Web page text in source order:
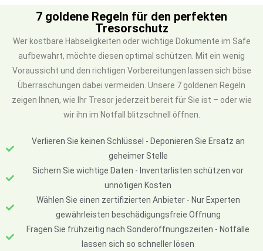
7 goldene Regeln für den perfekten
Tresorschutz
Wer kostbare Habseligkeiten oder wichtige Dokumente im Safe
aufbewahrt, möchte diesen optimal schützen. Mit ein wenig
Voraussicht und den richtigen Vorbereitungen lassen sich böse
Überraschungen dabei vermeiden. Unsere 7 goldenen Regeln
zeigen Ihnen, wie Ihr Tresor jederzeit bereit für Sie ist – oder wie
wir ihn im Notfall blitzschnell öffnen.
Verlieren Sie keinen Schlüssel - Deponieren Sie Ersatz an
geheimer Stelle
Sichern Sie wichtige Daten - Inventarlisten schützen vor
unnötigen Kosten
Wählen Sie einen zertifizierten Anbieter - Nur Experten
gewährleisten beschädigungsfreie Öffnung
Fragen Sie frühzeitig nach Sonderöffnungszeiten - Notfälle
lassen sich so schneller lösen